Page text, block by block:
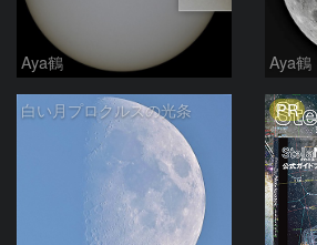
Aya鶴 Aya鶴
白い月プロクルスの光条 PR